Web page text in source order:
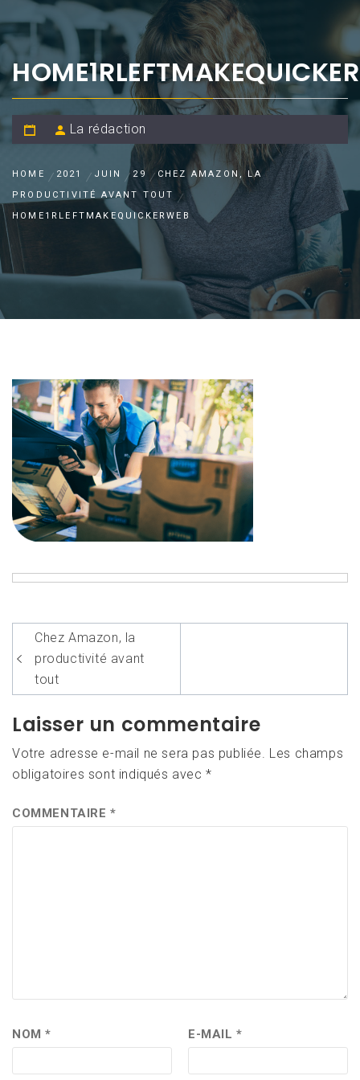
La rédaction
HOME 2021 JUIN 29
CHEZ AMAZON, LA
PRODUCTIVITÉ AVANT TOUT
HOME1RLEFTMAKEQUICKERWEB
Navigation
de
l’article
Chez Amazon, la
productivité avant
tout
Laisser un commentaire
Votre adresse e-mail ne sera pas publiée. Les champs
obligatoires sont indiqués avec*
COMMENTAIRE*
NOM* E-MAIL*